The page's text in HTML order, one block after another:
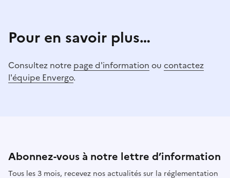
Pour en savoir plus…
Consultez notre page d'information ou contactez
l'équipe Envergo.
Abonnez-vous à notre lettre d’information
Tous les 3 mois, recevez nos actualités sur la réglementation